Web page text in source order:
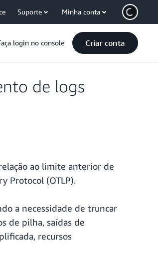
Suporte Minha conta
login no console Criar conta
de logs
ao limite anterior de
Protocol (OTLP).
a necessidade de truncar
de pilha, saídas de
recursos